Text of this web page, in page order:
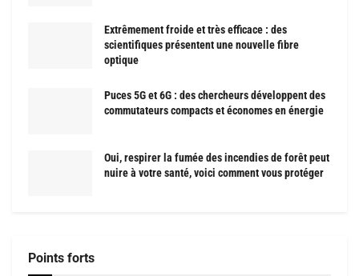
Extrêmement froide et très efficace : des
scientifiques présentent une nouvelle fibre
optique
Puces 5G et 6G : des chercheurs développent des
commutateurs compacts et économes en énergie
Oui, respirer la fumée des incendies de forêt peut
nuire à votre santé, voici comment vous protéger
Points forts